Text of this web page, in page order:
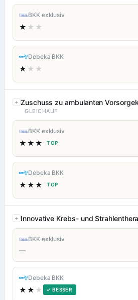
BKK exklusiv
★ ★★
Debeka BKK
★ ★★
Zuschuss zu ambulanten
GLEICHAUF
BKK exklusiv
★★★ TOP
Debeka BKK
★★★ TOP
Innovative Krebs- und
BKK exklusiv
—
Debeka BKK
★★ ★ ✓ BESSER